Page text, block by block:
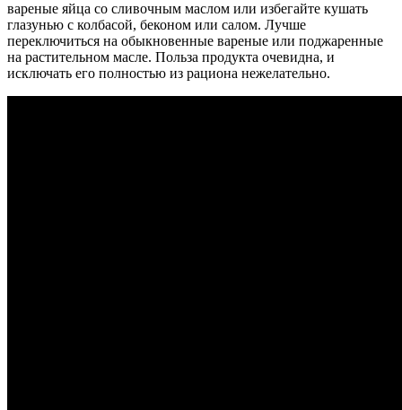
вареные яйца со сливочным маслом или избегайте кушать
глазунью с колбасой, беконом или салом. Лучше
переключиться на обыкновенные вареные или поджаренные
на растительном масле. Польза продукта очевидна, и
исключать его полностью из рациона нежелательно.